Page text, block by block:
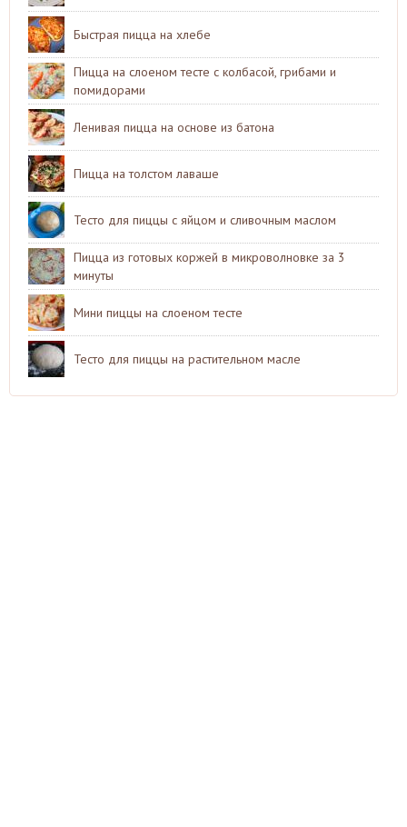
Быстрая пицца на хлебе
Пицца на слоеном тесте с колбасой, грибами и
помидорами
Ленивая пицца на основе из батона
Пицца на толстом лаваше
Тесто для пиццы с яйцом и сливочным маслом
Пицца из готовых коржей в микроволновке за 3
минуты
Мини пиццы на слоеном тесте
Тесто для пиццы на растительном масле